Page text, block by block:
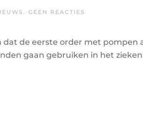
. GEEN REACTIES
IN
de eerste order met pompen
gaan gebruiken in het